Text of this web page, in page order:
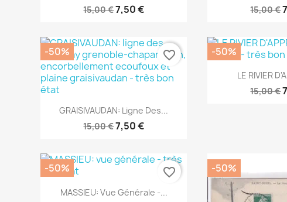
15,00 €7,50 €
15,00 €
Aperçu rapide
GRAISIVAUDAN: Ligne Des...
15,00 €7,50 €
-50%
favorite_border

LE RIVIER
15,00 €
-50%
Aperçu rapide
MASSIEU: Vue Générale -...
-50% favorite_border -50%